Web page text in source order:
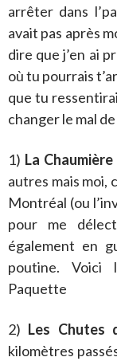
arrêter dans
avait pas après
dire que j’en ai
où tu pourrais
que tu
changer le mal
1) La
autres mais moi,
Montréal (ou
pour me
également en
poutine. Voici
Paquette
2) Les Chutes
kilomètres